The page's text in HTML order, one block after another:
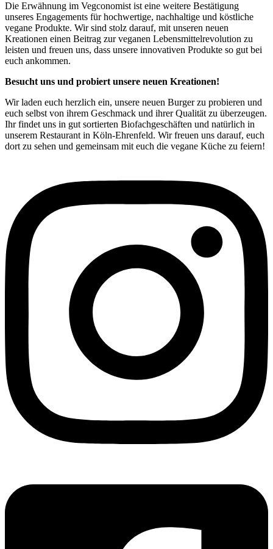
Die Erwähnung im Vegconomist ist eine weitere Bestätigung
unseres Engagements für hochwertige, nachhaltige und köstliche
vegane Produkte. Wir sind stolz darauf, mit unseren neuen
Kreationen einen Beitrag zur veganen Lebensmittelrevolution zu
leisten und freuen uns, dass unsere innovativen Produkte so gut bei
euch ankommen.
Besucht uns und probiert unsere neuen Kreationen!
Wir laden euch herzlich ein, unsere neuen Burger zu probieren und
euch selbst von ihrem Geschmack und ihrer Qualität zu überzeugen.
Ihr findet uns in gut sortierten Biofachgeschäften und natürlich in
unserem Restaurant in Köln-Ehrenfeld. Wir freuen uns darauf, euch
dort zu sehen und gemeinsam mit euch die vegane Küche zu feiern!